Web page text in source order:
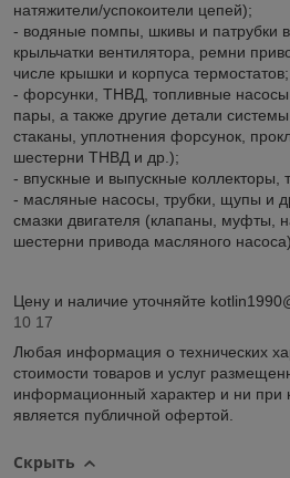
натяжители/успокоители цепей);
- водяные помпы, шкивы и патрубки
крыльчатки вентилятора, ремни
числе крышки и корпуса термостатов;
- форсунки, ТНВД, топливные
пары, а также другие детали
стаканы, уплотнения форсунок,
шестерни ТНВД и др.);
- впускные и выпускные коллекторы,
- масляные насосы, трубки, щупы и
смазки двигателя (клапаны, муфты,
шестерни привода масляного
Цену и наличие уточняйте
10 17
Любая информация о технических
стоимости товаров и услуг
информационный характер и ни при
является публичной офертой.
Скрыть